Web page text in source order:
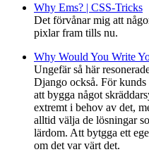
Why Ems? | CSS-Tricks
Det förvånar mig att
pixlar fram tills nu.
Why Would You Write
Ungefär så här
Django också. För
att bygga något
extremt i behov av det,
alltid välja de lösningar
lärdom. Att bytgga ett
om det var värt det.